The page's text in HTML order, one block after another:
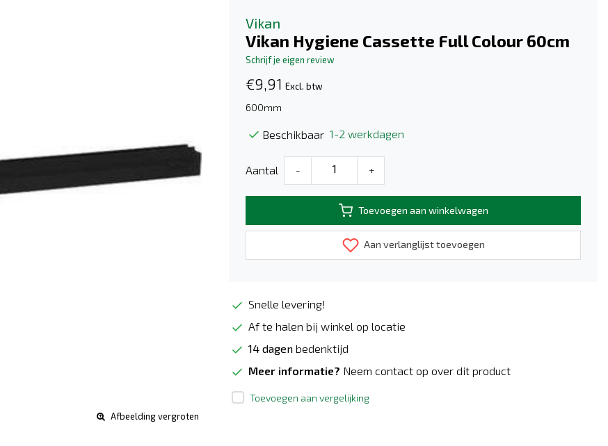
Afbeelding vergroten
Vikan
Vikan Hygiene Cassette Full Colour 60cm
Schrijf je eigen review
€9,91 Excl. btw
600mm
Beschikbaar 1-2 werkdagen
Aantal - +
Toevoegen aan winkelwagen
Aan verlanglijst toevoegen
Snelle levering!
Af te halen bij winkel op locatie
14 dagen bedenktijd
Meer informatie? Neem contact op over dit product
Toevoegen aan vergelijking